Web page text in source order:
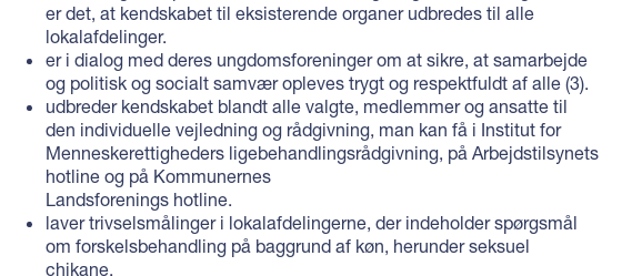
er det, at kendskabet til eksisterende organer udbredes til alle
lokalafdelinger.
er i dialog med deres ungdomsforeninger om at sikre, at samarbejde
og politisk og socialt samvær opleves trygt og respektfuldt af alle (3).
udbreder kendskabet blandt alle valgte, medlemmer og ansatte til
den individuelle vejledning og rådgivning, man kan få i Institut for
Menneskerettigheders ligebehandlingsrådgivning, på Arbejdstilsynets
hotline og på Kommunernes
Landsforenings hotline.
laver trivselsmålinger i lokalafdelingerne, der indeholder spørgsmål
om forskelsbehandling på baggrund af køn, herunder seksuel
chikane.